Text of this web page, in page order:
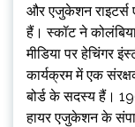
और एजुकेशन राइटर्स
हैं। स्कॉट ने
मीडिया पर हेचिंगर
कार्यक्रम में एक
बोर्ड के सदस्य हैं।
हायर एजुकेशन के